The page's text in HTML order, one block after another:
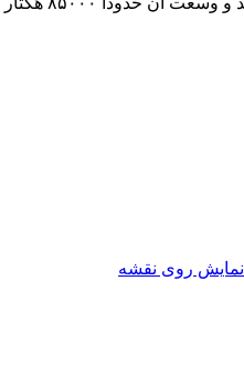
نمایش روی نقشه